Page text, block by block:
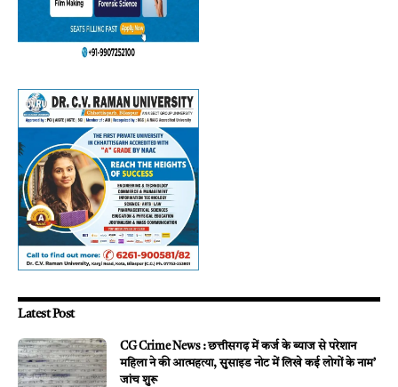
Latest Post
CG Crime News : छत्तीसगढ़ में कर्ज के ब्याज से परेशान
महिला ने की आत्महत्या, सुसाइड नोट में लिखे कई लोगों के नाम’
जांच शुरू